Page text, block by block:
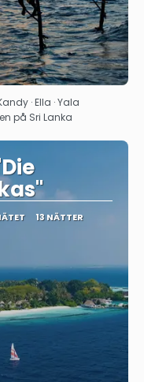
· Ella · Yala
på Sri Lanka
13 NÄTTER